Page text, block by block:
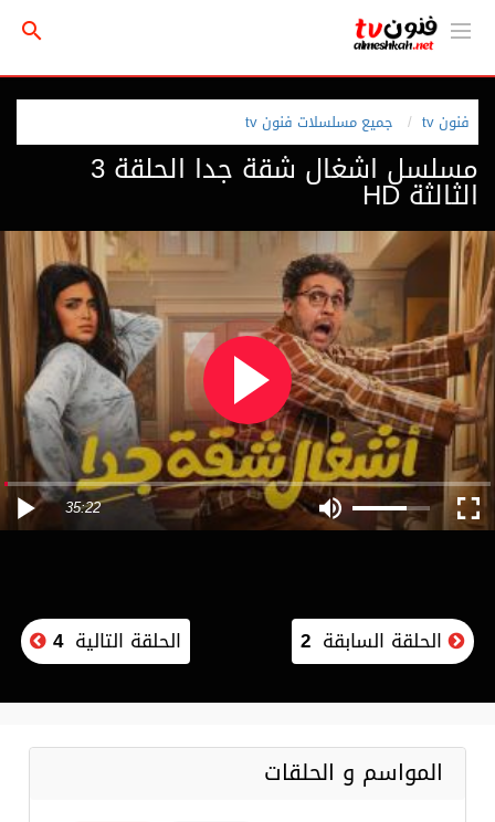
فنون tv جميع مسلسلات فنون tv
مسلسل اشغال شقة جدا الحلقة 3
الثالثة HD
35:22
الحلقة السابقة 2 الحلقة التالية 4
المواسم و الحلقات